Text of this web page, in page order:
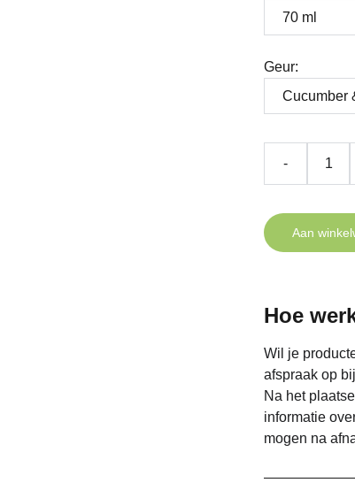
Geur:
-
Aan
Hoe
Wil je
afspraak op
Na het
informatie
mogen na